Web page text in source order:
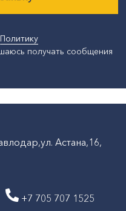
Политику
получать сообщения
Астана,16,
+7 705 707 1525